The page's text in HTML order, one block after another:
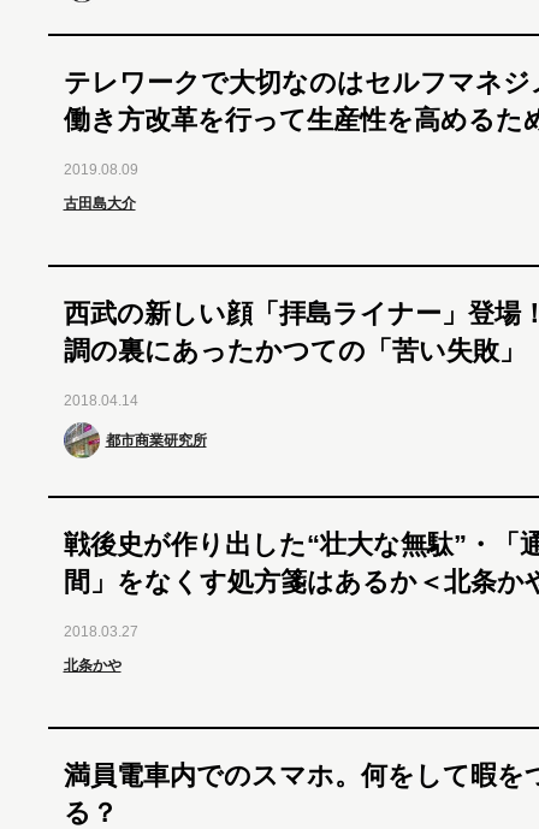
テレワークで大切なのはセルフマネジ
働き方改革を行って生産性を高めるた
2019.08.09
古田島大介
西武の新しい顔「拝島ライナー」登
調の裏にあったかつての「苦い失敗」
2018.04.14
都市商業研究所
戦後史が作り出した“壮大な無駄”・「
間」をなくす処方箋はあるか＜北条か
2018.03.27
北条かや
満員電車内でのスマホ。何をして暇を
る？